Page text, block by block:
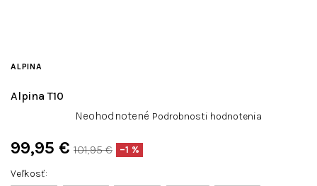
Veľkosť
101,95 € –1 %
99,95 €
Alpina T10
ALPINA
Priemerné
je
Neohodnotené Podrobnosti hodnotenia